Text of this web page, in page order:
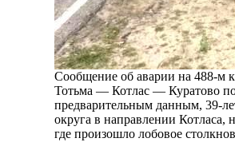
Сообщение об аварии на 488-м
Тотьма — Котлас — Куратово
предварительным данным, 39-
округа в направлении Котласа,
где произошло лобовое